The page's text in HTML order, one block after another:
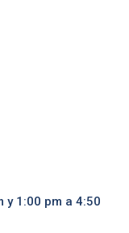
y 1:00 pm a 4:50